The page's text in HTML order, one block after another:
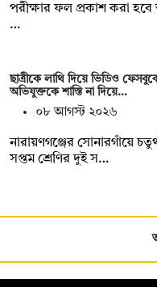
পরীক্ষার ফল প্রকাশ করা হবে
…
ছাত্রীকে লাথি দিয়ে ভিডিও
অভিযুক্তকে শাস্তি না দিয়ে…
০৮ আগস্ট ২০২৬
নারায়ণগঞ্জের সোনারগাঁয়ে
সপ্তম শ্রেণির দুই স…